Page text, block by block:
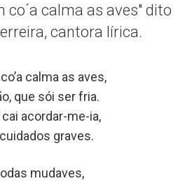
co´a calma as aves" dito
cantora lírica.
calma as aves,
que sói ser fria.
acordar-me-ia,
graves.
mudaves,